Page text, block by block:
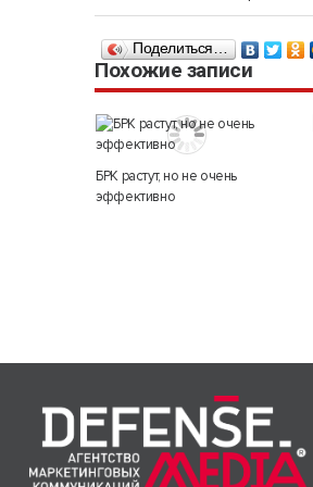
Поделиться…
Похожие записи
БРК растут, но не очень
эффективно